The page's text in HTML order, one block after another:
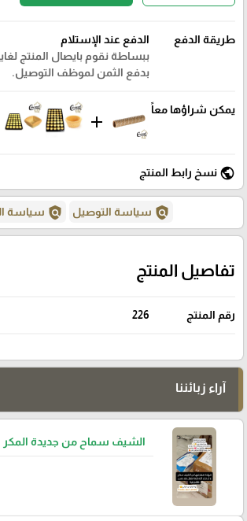
طريقة الدفع
الدفع عند الإستلام
ببساطة نقوم بايصال المنتج
بدفع الثمن لموظف التوصيل.
يمكن شراؤها معاً
add
public نسخ رابط المنتج
policy سياسة التوصيل policy سياسة
تفاصيل المنتج
رقم المنتج 226
آراء زبائننا
الشيف سماح من جديدة المكر